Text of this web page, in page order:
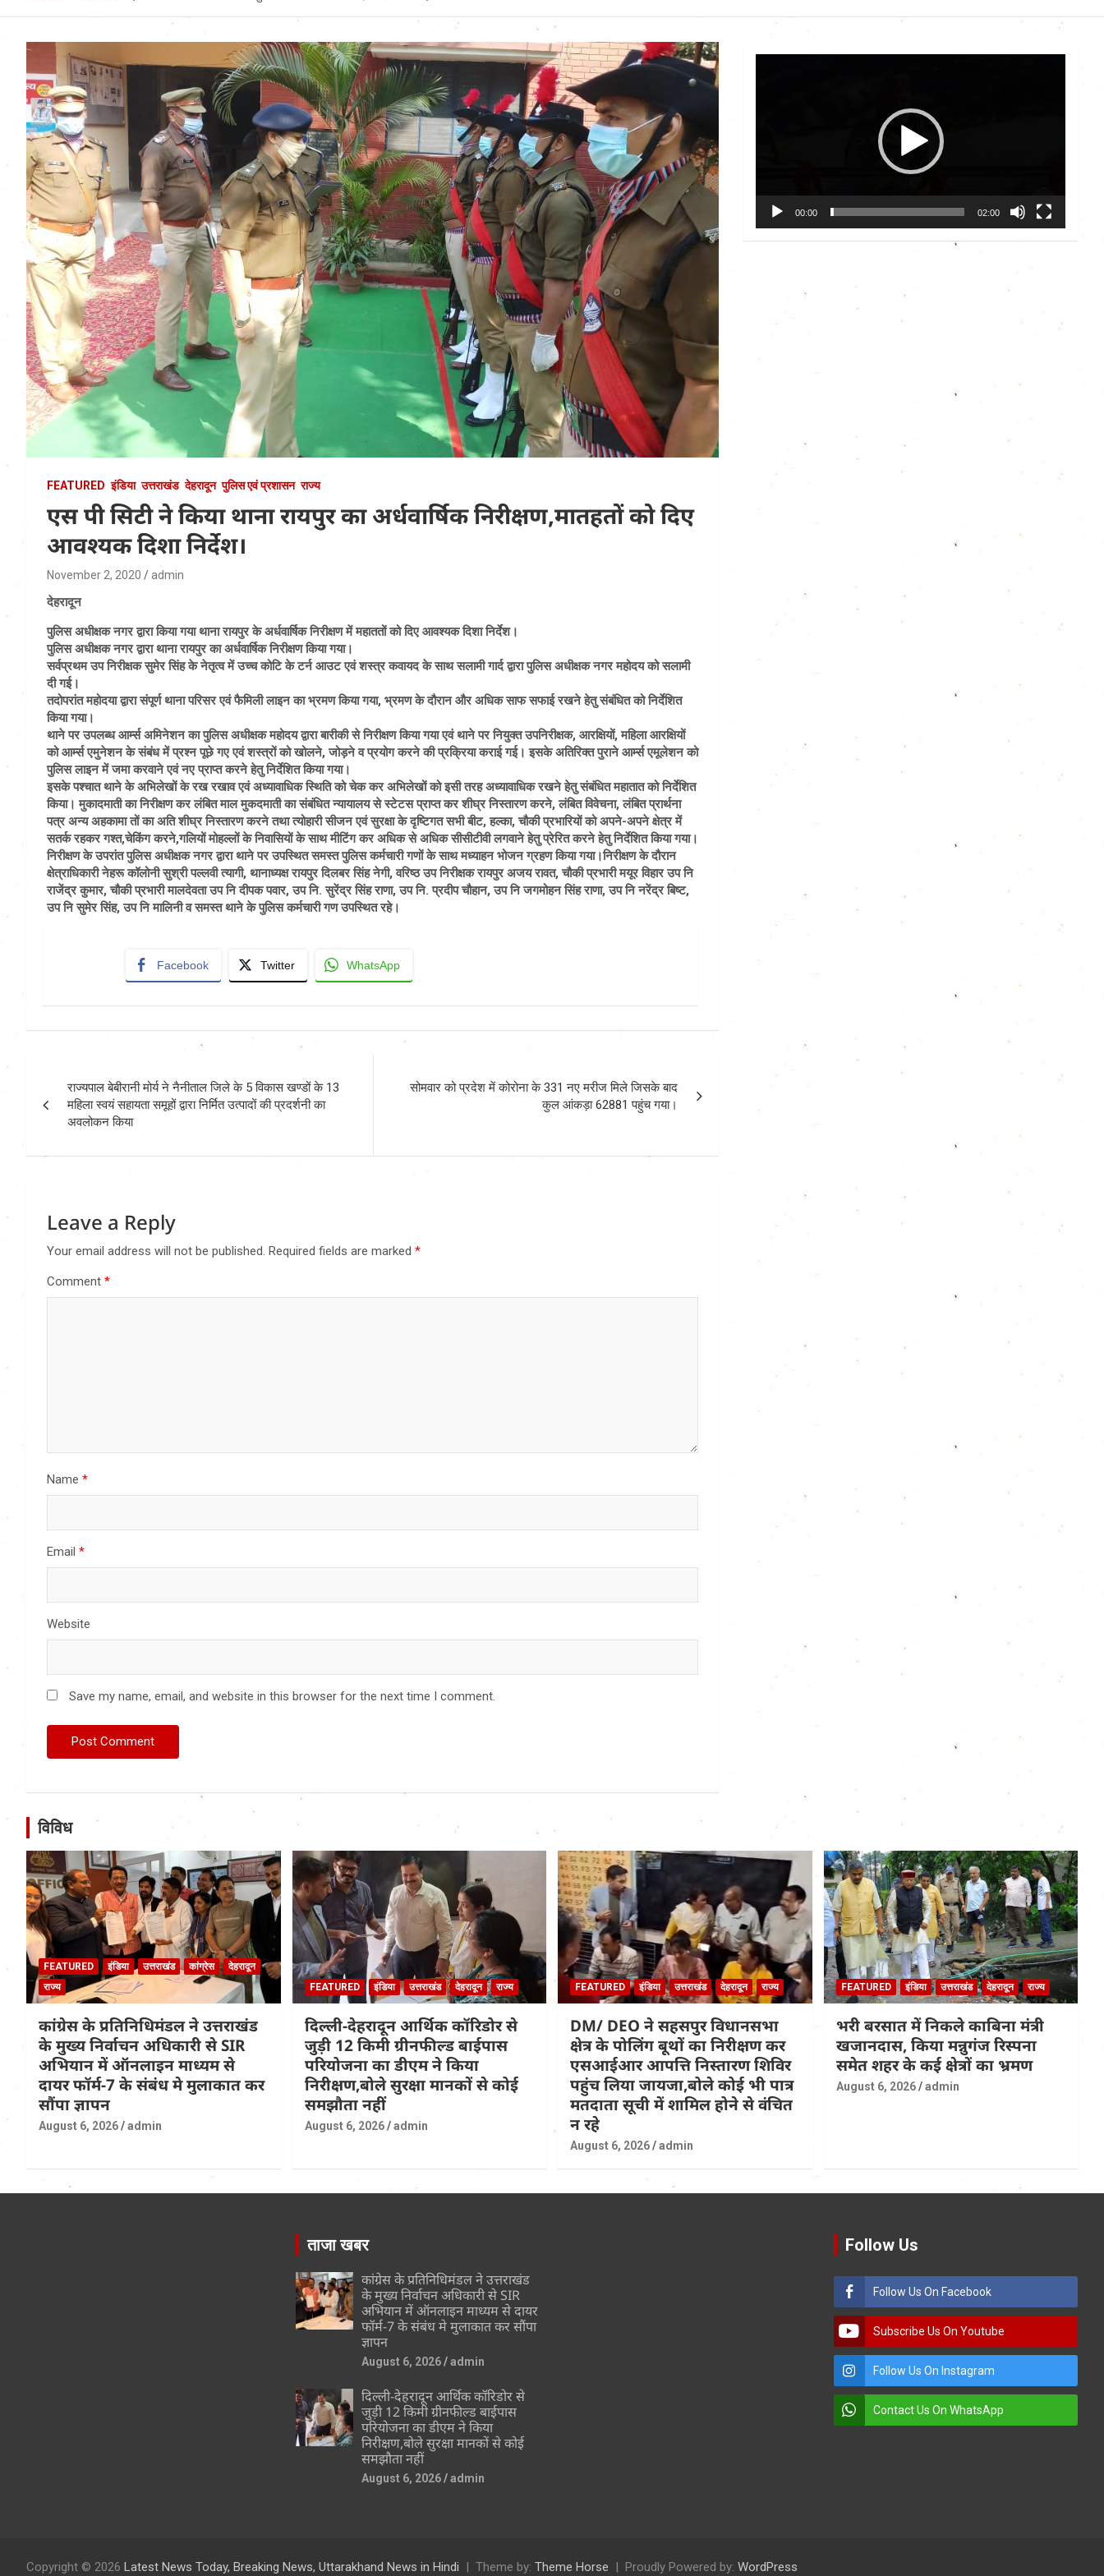
Uttarakhand News in
Hindi
FEATURED इंडिया उत्तराखंड देहरादून पुलिस एवं प्रशासन राज्य
एस पी सिटी ने किया थाना रायपुर का अर्धवार्षिक निरीक्षण,मातहतों को दिए
आवश्यक दिशा निर्देश।
November 2, 2020 admin
देहरादून
पुलिस अधीक्षक नगर द्वारा किया गया थाना रायपुर के अर्धवार्षिक निरीक्षण में महाततों को दिए आवश्यक दिशा निर्देश।
पुलिस अधीक्षक नगर द्वारा थाना रायपुर का अर्धवार्षिक निरीक्षण किया गया।
सर्वप्रथम उप निरीक्षक सुमेर सिंह के नेतृत्व में उच्च कोटि के टर्न आउट एवं शस्त्र कवायद के साथ सलामी गार्द द्वारा पुलिस अधीक्षक नगर महोदय को सलामी
दी गई।
तदोपरांत महोदया द्वारा संपूर्ण थाना परिसर एवं फैमिली लाइन का भ्रमण किया गया, भ्रमण के दौरान और अधिक साफ सफाई रखने हेतु संबंधित को निर्देशित
किया गया।
थाने पर उपलब्ध आर्म्स अमिनेशन का पुलिस अधीक्षक महोदय द्वारा बारीकी से निरीक्षण किया गया एवं थाने पर नियुक्त उपनिरीक्षक, आरक्षियों, महिला आरक्षियों
को आर्म्स एमुनेशन के संबंध में प्रश्न पूछे गए एवं शस्त्रों को खोलने, जोड़ने व प्रयोग करने की प्रक्रिया कराई गई। इसके अतिरिक्त पुराने आर्म्स एमूलेशन को
पुलिस लाइन में जमा करवाने एवं नए प्राप्त करने हेतु निर्देशित किया गया।
इसके पश्चात थाने के अभिलेखों के रख रखाव एवं अध्यावाधिक स्थिति को चेक कर अभिलेखों को इसी तरह अध्यावाधिक रखने हेतु संबंधित महातात को निर्देशित
किया। मुकादमाती का निरीक्षण कर लंबित माल मुकदमाती का संबंधित न्यायालय से स्टेटस प्राप्त कर शीघ्र निस्तारण करने, लंबित विवेचना, लंबित प्रार्थना
पत्र अन्य अहकामा तों का अति शीघ्र निस्तारण करने तथा त्योहारी सीजन एवं सुरक्षा के दृष्टिगत सभी बीट, हल्का, चौकी प्रभारियों को अपने-अपने क्षेत्र में
सतर्क रहकर गश्त,चेकिंग करने,गलियों मोहल्लों के निवासियों के साथ मीटिंग कर अधिक से अधिक सीसीटीवी लगवाने हेतु प्रेरित करने हेतु निर्देशित किया गया।
निरीक्षण के उपरांत पुलिस अधीक्षक नगर द्वारा थाने पर उपस्थित समस्त पुलिस कर्मचारी गणों के साथ मध्याहन भोजन ग्रहण किया गया।निरीक्षण के दौरान
क्षेत्राधिकारी नेहरू कॉलोनी सुश्री पल्लवी त्यागी, थानाध्यक्ष रायपुर दिलबर सिंह नेगी, वरिष्ठ उप निरीक्षक रायपुर अजय रावत, चौकी प्रभारी मयूर विहार उप नि
राजेंद्र कुमार, चौकी प्रभारी मालदेवता उप नि दीपक पवार, उप नि. सुरेंद्र सिंह राणा, उप नि. प्रदीप चौहान, उप नि जगमोहन सिंह राणा, उप नि नरेंद्र बिष्ट,
उप नि सुमेर सिंह, उप नि मालिनी व समस्त थाने के पुलिस कर्मचारी गण उपस्थित रहे।
Facebook Twitter WhatsApp
navigation
राज्यपाल बेबीरानी मोर्य ने नैनीताल जिले के 5 विकास खण्डों के 13
महिला स्वयं सहायता समूहों द्वारा निर्मित उत्पादों की प्रदर्शनी का
अवलोकन किया
सोमवार को प्रदेश में कोरोना के 331 नए मरीज मिले जिसके बाद
कुल आंकड़ा 62881 पहुंच गया।
Leave a Reply
Your email address will not be published. Required fields are marked *
Comment *
Name *
Email *
Website
Save my name, email, and website in this browser for the next time I comment.
00:00 02:00
विविध
FEATURED इंडिया उत्तराखंड कांग्रेस
देहरादून
राज्य
कांग्रेस के प्रतिनिधिमंडल ने उत्तराखंड
के मुख्य निर्वाचन अधिकारी से SIR
अभियान में ऑनलाइन माध्यम से
दायर फॉर्म-7 के संबंध मे मुलाकात कर
सौंपा ज्ञापन
August 6, 2026 admin
FEATURED इंडिया उत्तराखंड देहरादून राज्य
दिल्ली-देहरादून आर्थिक कॉरिडोर से
जुड़ी 12 किमी ग्रीनफील्ड बाईपास
परियोजना का डीएम ने किया
निरीक्षण,बोले सुरक्षा मानकों से कोई
समझौता नहीं
August 6, 2026 admin
FEATURED इंडिया उत्तराखंड देहरादून राज्य
DM/ DEO ने सहसपुर विधानसभा
क्षेत्र के पोलिंग बूथों का निरीक्षण कर
एसआईआर आपत्ति निस्तारण शिविर
पहुंच लिया जायजा,बोले कोई भी पात्र
मतदाता सूची में शामिल होने से वंचित
न रहे
August 6, 2026 admin
FEATURED इंडिया उत्तराखंड देहरादून राज्य
भरी बरसात में निकले काबिना मंत्री
खजानदास, किया मन्नुगंज रिस्पना
समेत शहर के कई क्षेत्रों का भ्रमण
August 6, 2026 admin
ताजा खबर
कांग्रेस के प्रतिनिधिमंडल ने उत्तराखंड
के मुख्य निर्वाचन अधिकारी से SIR
अभियान में ऑनलाइन माध्यम से दायर
फॉर्म-7 के संबंध मे मुलाकात कर सौंपा
ज्ञापन
August 6, 2026 admin
दिल्ली-देहरादून आर्थिक कॉरिडोर से
जुड़ी 12 किमी ग्रीनफील्ड बाईपास
परियोजना का डीएम ने किया
निरीक्षण,बोले सुरक्षा मानकों से कोई
समझौता नहीं
August 6, 2026 admin
Follow Us
Follow Us On Facebook
Subscribe Us On Youtube
Follow Us On Instagram
Contact Us On WhatsApp
Copyright © 2026 Latest News Today, Breaking News, Uttarakhand News in Hindi Theme by: Theme Horse Proudly Powered by: WordPress